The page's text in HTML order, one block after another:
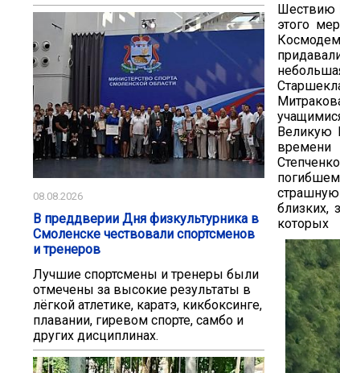
08.08.2026
В преддверии Дня физкультурника в
Смоленске чествовали спортсменов
и тренеров
Лучшие спортсмены и тренеры были
отмечены за высокие результаты в
лёгкой атлетике, каратэ, кикбоксинге,
плавании, гиревом спорте, самбо и
других дисциплинах.
Шествию
этого
Великую
времени
близких,